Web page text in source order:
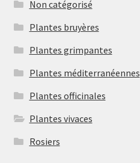
Non catégorisé
Plantes bruyères
Plantes grimpantes
Plantes méditerranéennes
Plantes officinales
Plantes vivaces
Rosiers